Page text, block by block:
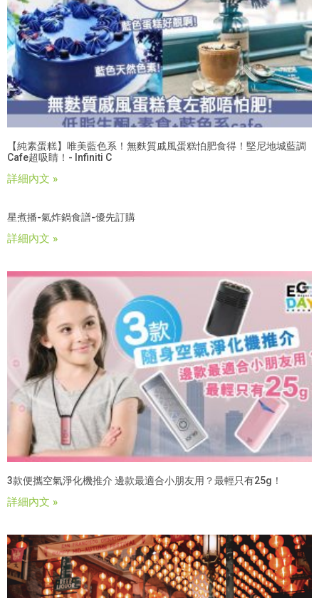
【純素蛋糕】唯美藍色系！無麩質戚風蛋糕怕肥食得！堅尼地城藍調
Cafe超吸睛！- Infiniti C
詳細內文 »
星煮播-氣炸鍋食譜-優先訂購
詳細內文 »
3款便攜空氣淨化機推介 邊款最適合小朋友用？最輕只有25g！
詳細內文 »